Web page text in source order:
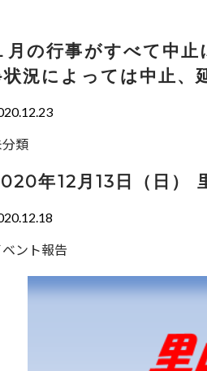
月の行事がすべて中
況によっては中止、
類
年12月13日（日）
ベント報告